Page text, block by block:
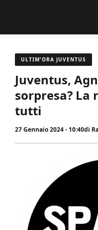
contenuto
ULTIM'ORA JUVENTUS
Juventus,
sorpresa? La
tutti
27 Gennaio 2024 - 10:40di